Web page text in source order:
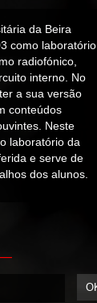
da Beira
como laboratório
radiofónico,
interno. No
a sua versão
conteúdos
Neste
laboratório da
e serve de
dos alunos.